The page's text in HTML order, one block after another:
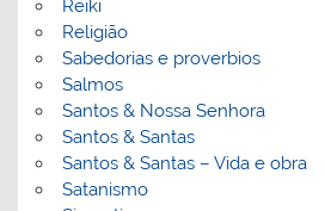
Reiki
Religião
Sabedorias e proverbios
Salmos
Santos & Nossa Senhora
Santos & Santas
Santos & Santas – Vida e obra
Satanismo